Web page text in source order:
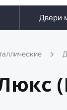
Двери